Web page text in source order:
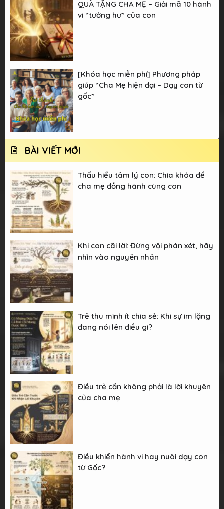
QUÀ TẶNG CHA MẸ – Giải mã 10 hành
vi “tưởng hư” của con
[Khóa học miễn phí] Phương pháp
giúp “Cha Mẹ hiện đại – Dạy con từ
gốc”
BÀI VIẾT MỚI
Thấu hiểu tâm lý con: Chìa khóa để
cha mẹ đồng hành cùng con
Khi con cãi lời: Đừng vội phán xét, hãy
nhìn vào nguyên nhân
Trẻ thu mình ít chia sẻ: Khi sự im lặng
đang nói lên điều gì?
Điều trẻ cần không phải là lời khuyên
của cha mẹ
Điều khiển hành vi hay nuôi dạy con
từ Gốc?